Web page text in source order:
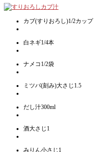
カブ(すりおろし)1/2カップ
白ネギ1/4本
ナメコ1/2袋
ミツバ(刻み)大さじ1.5
だし汁300ml
酒大さじ1
みりん小さじ1